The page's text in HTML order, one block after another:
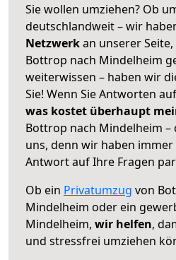
Sie wollen umziehen? Ob
deutschlandweit – wir
Netzwerkan unserer
Bottrop nach Mindelheim
weiterwissen – haben wir
Sie! Wenn Sie Antworten
was kostet überhaupt
Bottrop nach Mindelheim –
uns, denn wir haben immer
Antwort auf Ihre Fragen
Ob ein Privatumzug von
Mindelheim oder ein
Mindelheim, wir helfen,
und stressfrei umziehen